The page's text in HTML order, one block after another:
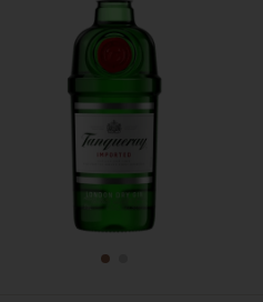
10º italiano